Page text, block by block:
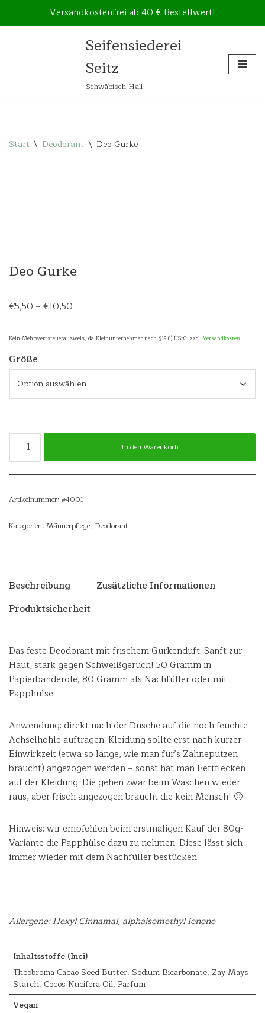
Versandkostenfrei ab 40 € Bestellwert!
Seifensiederei
Seitz
Schwäbisch Hall
Start \ Deodorant \ Deo Gurke
Deo Gurke
€5,50 – €10,50
Kein Mehrwertsteuerausweis, da Kleinunternehmer nach §19 (1) UStG. zzgl. Versandkosten
Größe
In den Warenkorb
Artikelnummer: #4001
Kategorien: Männerpflege, Deodorant
Beschreibung
Zusätzliche Informationen
Produktsicherheit
Das feste Deodorant mit frischem Gurkenduft. Sanft zur
Haut, stark gegen Schweißgeruch! 50 Gramm in
Papierbanderole, 80 Gramm als Nachfüller oder mit
Papphülse.
Anwendung: direkt nach der Dusche auf die noch feuchte
Achselhöhle auftragen. Kleidung sollte erst nach kurzer
Einwirkzeit (etwa so lange, wie man für’s Zähneputzen
braucht) angezogen werden – sonst hat man Fettflecken
auf der Kleidung. Die gehen zwar beim Waschen wieder
raus, aber frisch angezogen braucht die kein Mensch! 🙂
Hinweis: wir empfehlen beim erstmaligen Kauf der 80g-
Variante die Papphülse dazu zu nehmen. Diese lässt sich
immer wieder mit dem Nachfüller bestücken.
Allergene: Hexyl Cinnamal, alphaisomethyl Ionone
Inhaltsstoffe (Inci)
Theobroma Cacao Seed Butter, Sodium Bicarbonate, Zay Mays
Starch, Cocos Nucifera Oil, Parfum
Vegan